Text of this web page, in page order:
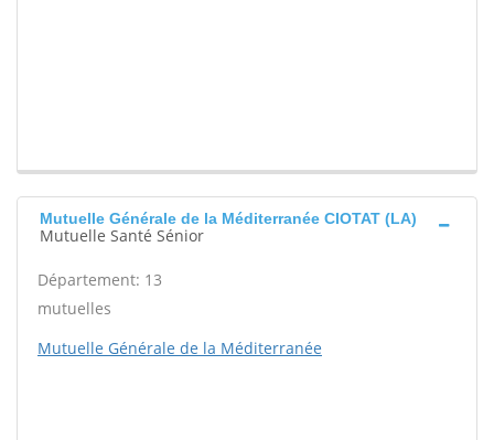
Mutuelle Générale de la Méditerranée CIOTAT (LA)
Mutuelle Santé Sénior
Département: 13
mutuelles
Mutuelle Générale de la Méditerranée